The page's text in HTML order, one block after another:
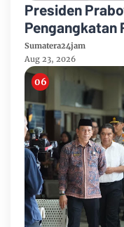
Presiden
Pengangkatan
Kejaksaan
Sumatera24jam
Aug 23, 2026